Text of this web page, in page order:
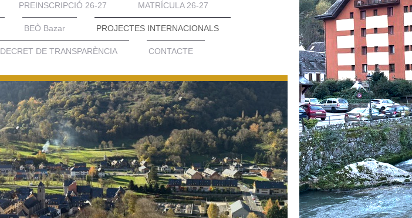
PREINSCRIPCIÓ 26-27 MATRÍCULA 26-27
BEÒ Bazar PROJECTES INTERNACIONALS
DECRET DE TRANSPARÈNCIA CONTACTE